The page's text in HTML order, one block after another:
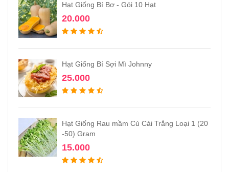
Hạt Giống Bí Bơ - Gói 10 Hạt
20.000
Hạt Giống Bí Sợi Mì Johnny
25.000
Hạt Giống Rau mầm Củ Cải Trắng Loại 1 (20
-50) Gram
15.000